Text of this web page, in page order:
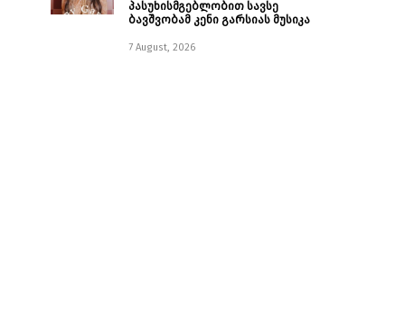
პასუხისმგებლობით სავსე
ბავშვობამ კენი გარსიას მუსიკა
7 August, 2026